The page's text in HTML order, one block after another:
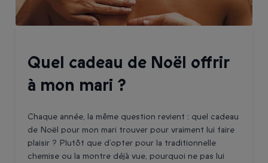
Quel cadeau de Noël offrir
à mon mari ?
Chaque année, la même question revient : quel cadeau
de Noël pour mon mari trouver pour vraiment lui faire
plaisir ? Plutôt que d’opter pour la traditionnelle
chemise ou la montre déjà vue, pourquoi ne pas lui